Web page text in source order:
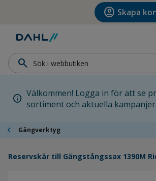
Hoppa till huvudinnehållet account_circle Skapa
search
info Välkommen! Logga in för att se
sortiment och aktuella kampanjer.
chevron_left Gängverktyg
Reservskär till Gängstångssax 1390M